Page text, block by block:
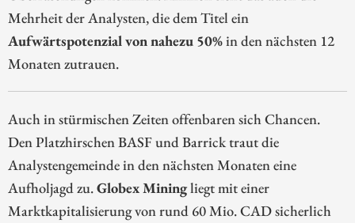
Mehrheit der Analysten, die dem Titel ein
Aufwärtspotenzial von nahezu 50%in den nächsten 12
Monaten zutrauen.
Auch in stürmischen Zeiten offenbaren sich Chancen.
Den Platzhirschen BASF und Barrick traut die
Analystengemeinde in den nächsten Monaten eine
Aufholjagd zu.Globex Miningliegt mit einer
Marktkapitalisierung von rund 60 Mio. CAD sicherlich